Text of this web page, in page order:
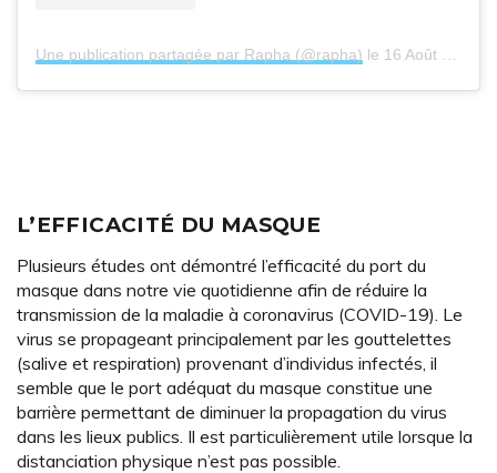
Une publication partagée par Rapha (@rapha) le 16 Août 2020 à 9 :37 PDT
L’EFFICACITÉ DU MASQUE
Plusieurs études ont démontré l’efficacité du port du
masque dans notre vie quotidienne afin de réduire la
transmission de la maladie à coronavirus (COVID-19). Le
virus se propageant principalement par les gouttelettes
(salive et respiration) provenant d’individus infectés, il
semble que le port adéquat du masque constitue une
barrière permettant de diminuer la propagation du virus
dans les lieux publics. Il est particulièrement utile lorsque la
distanciation physique n’est pas possible.